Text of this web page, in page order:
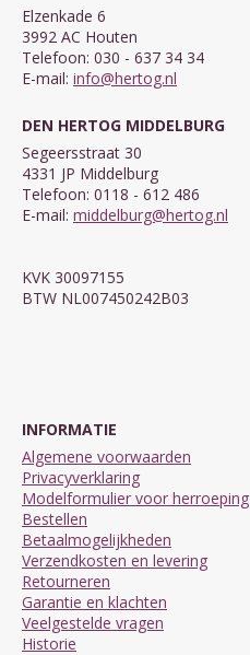
Elzenkade 6
3992 AC Houten
Telefoon: 030 - 637 34 34
E-mail: info@hertog.nl
DEN HERTOG MIDDELBURG
Segeersstraat 30
4331 JP Middelburg
Telefoon: 0118 - 612 486
E-mail: middelburg@hertog.nl
KVK 30097155
BTW NL007450242B03
INFORMATIE
Algemene voorwaarden
Privacyverklaring
Modelformulier voor herroeping
Bestellen
Betaalmogelijkheden
Verzendkosten en levering
Retourneren
Garantie en klachten
Veelgestelde vragen
Historie